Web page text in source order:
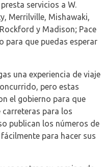
servicios a W.
Merrilville, Mishawaki,
y Madison; Pace
para que puedas esperar
una experiencia de viaje
pero estas
el gobierno para que
para los
publican los números de
para hacer sus